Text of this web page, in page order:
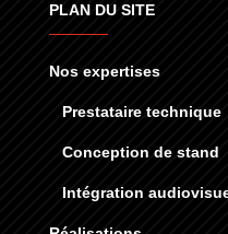
PLAN DU SITE
Nos expertises
Prestataire technique
Conception de stand
Intégration